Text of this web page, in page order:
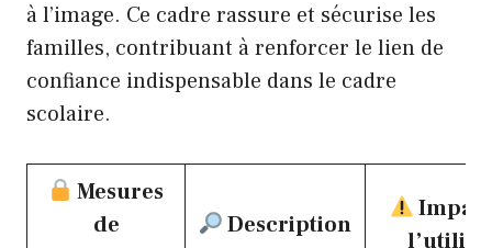
à l’image. Ce cadre rassure et sécurise les
familles, contribuant à renforcer le lien de
confiance indispensable dans le cadre
scolaire.
Mesures
de
Description